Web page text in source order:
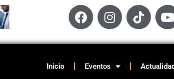
Inicio Eventos Actualidad